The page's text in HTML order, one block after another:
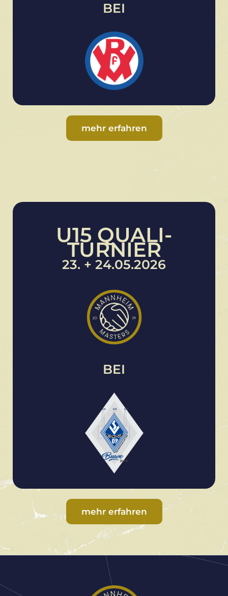
BEI
mehr erfahren
U15 QUALI-
TURNIER
23. + 24.05.2026
BEI
mehr erfahren